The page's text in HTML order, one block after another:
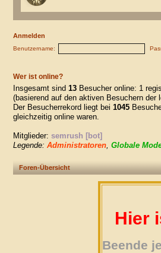
Anmelden
Benutzername:
Wer ist online?
Insgesamt sind 13 Besucher online: 1
(basierend auf den aktiven Besuchern der
Der Besucherrekord liegt bei 1045
gleichzeitig online waren.
Mitglieder: semrush [bot]
Legende: Administratoren, Globale
Foren-Übersicht
Hier
Beende